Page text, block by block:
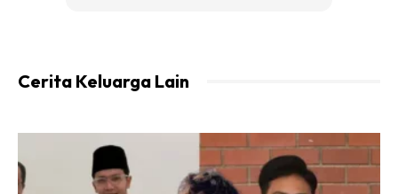
Cerita Keluarga Lain